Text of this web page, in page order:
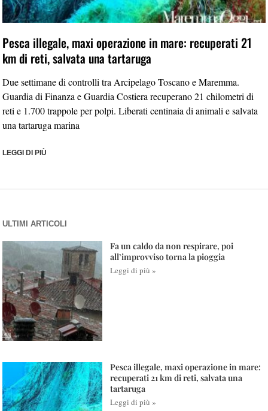
Pesca illegale, maxi operazione in mare: recuperati 21
km di reti, salvata una tartaruga
Due settimane di controlli tra Arcipelago Toscano e Maremma.
Guardia di Finanza e Guardia Costiera recuperano 21 chilometri di
reti e 1.700 trappole per polpi. Liberati centinaia di animali e salvata
una tartaruga marina
LEGGI DI PIÙ
ULTIMI ARTICOLI
Fa un caldo da non respirare, poi
all’improvviso torna la pioggia
Leggi di più »
Pesca illegale, maxi operazione in mare:
recuperati 21 km di reti, salvata una
tartaruga
Leggi di più »